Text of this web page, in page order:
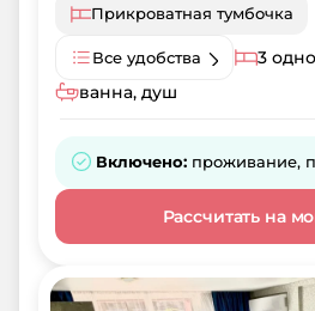
Прикроватная тумбочка
Все удобства
3
ванна, душ
Включено: проживание,
Рассчитать на